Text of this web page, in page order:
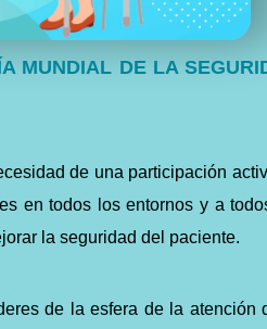
MUNDIAL DE LA
de una participación
en todos los entornos y a
la seguridad del paciente.
de la esfera de la atención